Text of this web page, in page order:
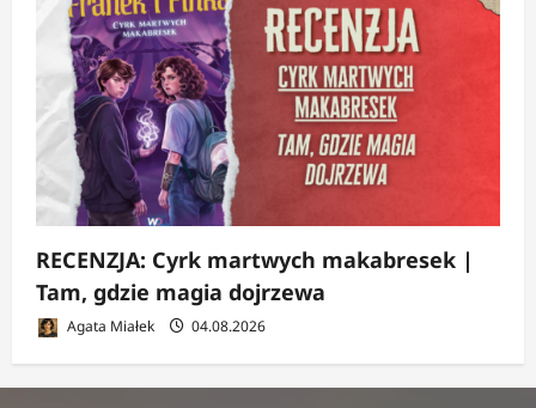
RECENZJA: Cyrk martwych makabresek |
Tam, gdzie magia dojrzewa
Agata Miałek 04.08.2026